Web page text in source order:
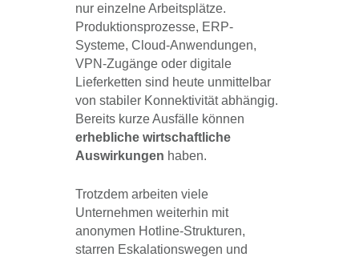
nur einzelne Arbeitsplätze.
Produktionsprozesse, ERP-
Systeme, Cloud-Anwendungen,
VPN-Zugänge oder digitale
Lieferketten sind heute unmittelbar
von stabiler Konnektivität abhängig.
Bereits kurze Ausfälle können
erhebliche wirtschaftliche
Auswirkungen haben.
Trotzdem arbeiten viele
Unternehmen weiterhin mit
anonymen Hotline-Strukturen,
starren Eskalationswegen und